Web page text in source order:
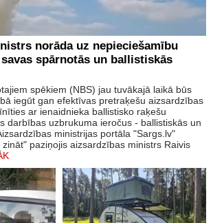
norāda uz nepieciešamību
spārnotās un ballistiskās
spēkiem (NBS) jau tuvākajā laikā būs
iegūt gan efektīvas pretraķešu aizsardzības
ar ienaidnieka ballistisko raķešu
darbības uzbrukuma ieročus - ballistiskās un
ministrijas portāla "Sargs.lv"
paziņojis aizsardzības ministrs Raivis